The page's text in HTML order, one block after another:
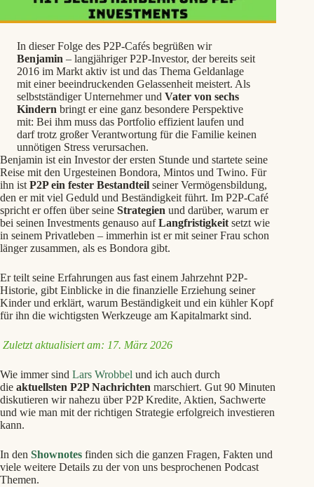
In dieser Folge des P2P-Cafés begrüßen wir
Benjamin – langjähriger P2P-Investor, der bereits seit
2016 im Markt aktiv ist und das Thema Geldanlage
mit einer beeindruckenden Gelassenheit meistert. Als
selbstständiger Unternehmer und Vater von sechs
Kindern bringt er eine ganz besondere Perspektive
mit: Bei ihm muss das Portfolio effizient laufen und
darf trotz großer Verantwortung für die Familie keinen
unnötigen Stress verursachen.
Benjamin ist ein Investor der ersten Stunde und startete seine
Reise mit den Urgesteinen Bondora, Mintos und Twino. Für
ihn ist P2P ein fester Bestandteil seiner Vermögensbildung,
den er mit viel Geduld und Beständigkeit führt. Im P2P-Café
spricht er offen über seine Strategien und darüber, warum er
bei seinen Investments genauso aufLangfristigkeit setzt wie
in seinem Privatleben – immerhin ist er mit seiner Frau schon
länger zusammen, als es Bondora gibt.
Er teilt seine Erfahrungen aus fast einem Jahrzehnt P2P-
Historie, gibt Einblicke in die finanzielle Erziehung seiner
Kinder und erklärt, warum Beständigkeit und ein kühler Kopf
für ihn die wichtigsten Werkzeuge am Kapitalmarkt sind.
Zuletzt aktualisiert am: 17. März 2026
Wie immer sind Lars Wrobbel und ich auch durch
die aktuellsten P2P Nachrichten marschiert. Gut 90 Minuten
diskutieren wir nahezu über P2P Kredite, Aktien, Sachwerte
und wie man mit der richtigen Strategie erfolgreich investieren
kann.
In den Shownotes finden sich die ganzen Fragen, Fakten und
viele weitere Details zu der von uns besprochenen Podcast
Themen.